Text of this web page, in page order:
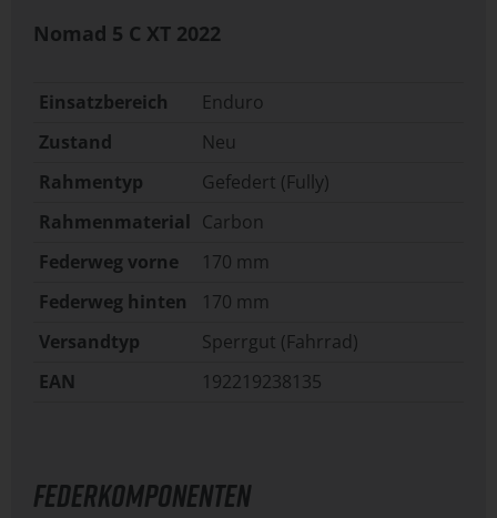
Nomad 5 C XT 2022
Einsatzbereich
Enduro
Zustand
Neu
Rahmentyp
Gefedert (Fully)
Rahmenmaterial Carbon
Federweg vorne
170 mm
Federweg hinten
170 mm
Versandtyp
Sperrgut (Fahrrad)
EAN
192219238135
FEDERKOMPONENTEN